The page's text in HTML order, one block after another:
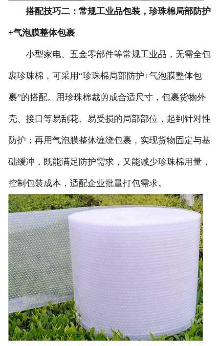
搭配技巧二：常规工业品包装，珍珠棉局部防护
+气泡膜整体包裹
小型家电、五金零部件等常规工业品，无需全包
裹珍珠棉，可采用“珍珠棉局部防护+气泡膜整体包
裹”的搭配。用珍珠棉裁剪成合适尺寸，包裹货物外
壳、接口等易刮花、易受损的局部部位，起到针对性
防护；再用气泡膜整体缠绕包裹，实现货物固定与基
础缓冲，既能满足防护需求，又能减少珍珠棉用量，
控制包装成本，适配企业批量打包需求。